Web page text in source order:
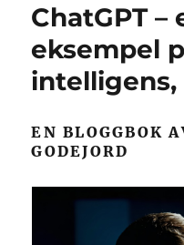
ChatGPT
eksempel
intelligens,
EN BLOGGBOK
GODEJORD